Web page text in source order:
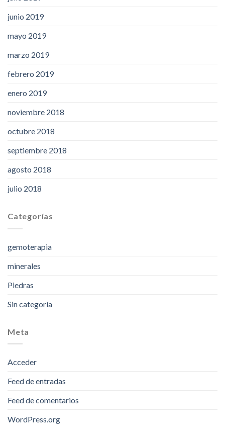
junio 2019
mayo 2019
marzo 2019
febrero 2019
enero 2019
noviembre 2018
octubre 2018
septiembre 2018
agosto 2018
julio 2018
Categorías
gemoterapia
minerales
Piedras
Sin categoría
Meta
Acceder
Feed de entradas
Feed de comentarios
WordPress.org